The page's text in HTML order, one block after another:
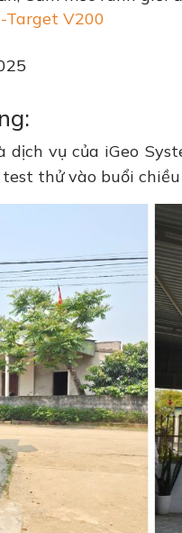
Target V200
vụ của iGeo
thử vào buổi